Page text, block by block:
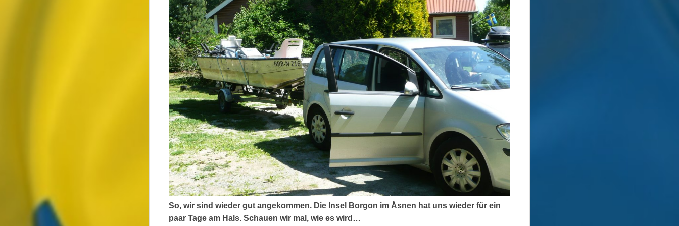
So, wir sind wieder gut angekommen. Die Insel Borgon im Åsnen hat uns wieder für ein
paar Tage am Hals. Schauen wir mal, wie es wird…